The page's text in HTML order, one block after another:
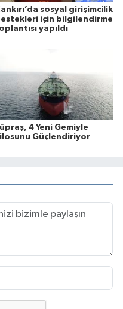
sosyal girişimcilik
için bilgilendirme
yapıldı
4 Yeni Gemiyle
Güçlendiriyor